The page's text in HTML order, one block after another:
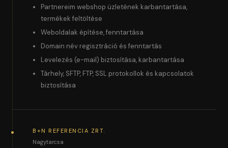
Partnereim webshop üzletének karbantartása,
termékek feltöltése
Weboldalak építése, fenntartása
Domain név regisztráció és fenntartás
Levelezés (e-mail) biztosítása, karbantartása
Tárhely, SFTP, FTP, SSL protokollok és kapcsolatok
biztosítása
B+N REFERENCIA ZRT.
Nagytarcsa